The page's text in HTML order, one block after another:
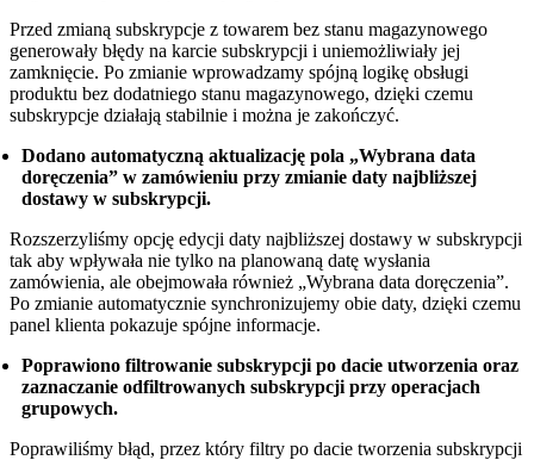
Przed zmianą subskrypcje z towarem bez stanu magazynowego
generowały błędy na karcie subskrypcji i uniemożliwiały jej
zamknięcie. Po zmianie wprowadzamy spójną logikę obsługi
produktu bez dodatniego stanu magazynowego, dzięki czemu
subskrypcje działają stabilnie i można je zakończyć.
Dodano automatyczną aktualizację pola „Wybrana data
doręczenia” w zamówieniu przy zmianie daty najbliższej
dostawy w subskrypcji.
Rozszerzyliśmy opcję edycji daty najbliższej dostawy w subskrypcji
tak aby wpływała nie tylko na planowaną datę wysłania
zamówienia, ale obejmowała również „Wybrana data doręczenia”.
Po zmianie automatycznie synchronizujemy obie daty, dzięki czemu
panel klienta pokazuje spójne informacje.
Poprawiono filtrowanie subskrypcji po dacie utworzenia oraz
zaznaczanie odfiltrowanych subskrypcji przy operacjach
grupowych.
Poprawiliśmy błąd, przez który filtry po dacie tworzenia subskrypcji